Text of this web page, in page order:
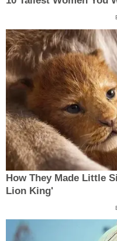
How They Made Little
Lion King'